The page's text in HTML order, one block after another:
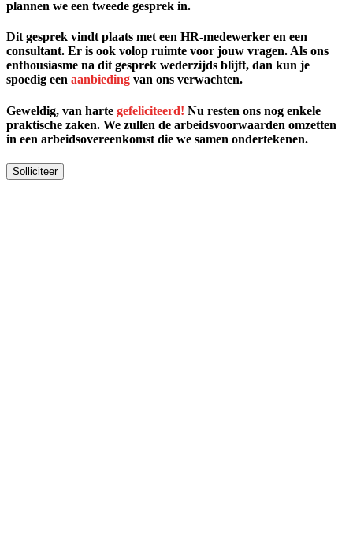
plannen we een tweede gesprek in.
Dit gesprek vindt plaats met een HR-medewerker en een
consultant. Er is ook volop ruimte voor jouw vragen. Als ons
enthousiasme na dit gesprek wederzijds blijft, dan kun je
spoedig een aanbieding van ons verwachten.
Geweldig, van harte gefeliciteerd! Nu resten ons nog enkele
praktische zaken. We zullen de arbeidsvoorwaarden omzetten
in een arbeidsovereenkomst die we samen ondertekenen.
Solliciteer